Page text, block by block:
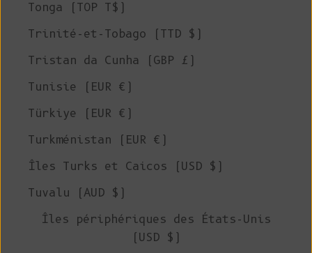
Tonga (TOP T$)
Trinité-et-Tobago (TTD $)
Tristan da Cunha (GBP £)
Tunisie (EUR €)
Türkiye (EUR €)
Turkménistan (EUR €)
Îles Turks et Caicos (USD $)
Tuvalu (AUD $)
Îles périphériques des États-Unis
(USD $)